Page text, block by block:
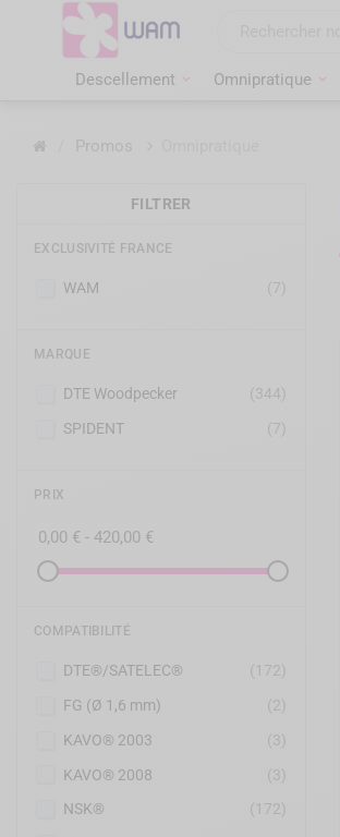
Descellement Omnipratique
AccueilPromos
FILTRER
EXCLUSIVITÉ FRANCE
WAM (7)
MARQUE
DTE Woodpecker
(344)
SPIDENT
(7)
PRIX
0,00 € - 420,00 €
COMPATIBILITÉ
DTE®/SATELEC®
(172)
FG (Ø 1,6 mm)
(2)
KAVO® 2003
(3)
KAVO® 2008
(3)
NSK®
(172)